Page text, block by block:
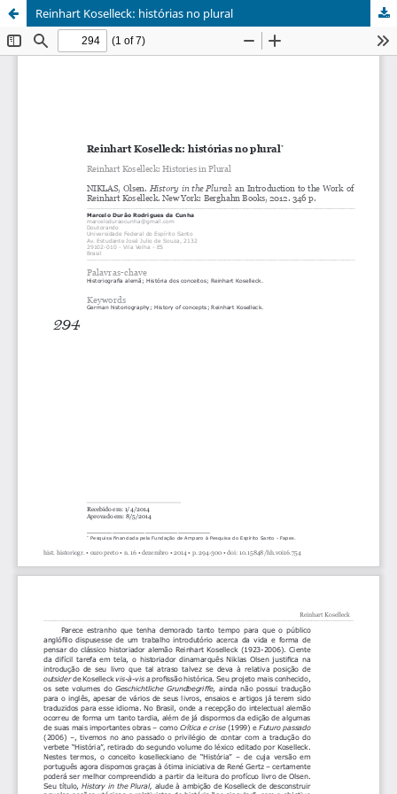
Reinhart Koselleck: histórias no plural